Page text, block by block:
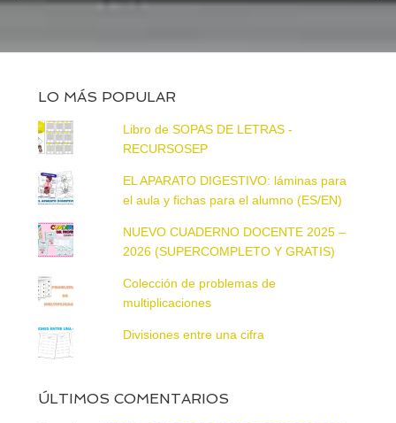
LO MÁS POPULAR
Libro de SOPAS DE LETRAS -
RECURSOSEP
EL APARATO DIGESTIVO: láminas para
el aula y fichas para el alumno (ES/EN)
NUEVO CUADERNO DOCENTE 2025 –
2026 (SUPERCOMPLETO Y GRATIS)
Colección de problemas de
multiplicaciones
Divisiones entre una cifra
ÚLTIMOS COMENTARIOS